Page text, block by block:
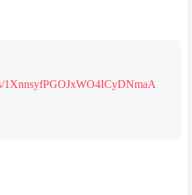
1XnnsyfPGOJxWO4ICyDNmaA